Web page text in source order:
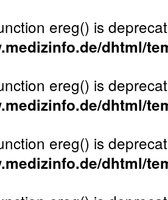
ereg() is
dhtml/
ereg() is
dhtml/
ereg() is
dhtml/